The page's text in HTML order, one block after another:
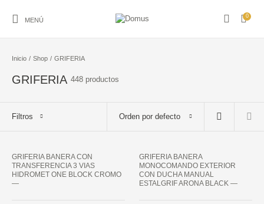
MENÚ
0
GRIFERIA
HIDROMASAJES Y
SAUNAS
LADRILLO DE
VIDRIO
LOSA SANITARIA
Inicio / Shop / GRIFERIA
GRIFERIA 448 productos
Filtros Orden por defecto
GRIFERIA BANERA CON
TRANSFERENCIA 3 VIAS
HIDROMET ONE BLOCK CROMO
—
GRIFERIA BANERA
MONOCOMANDO EXTERIOR
CON DUCHA MANUAL
ESTALGRIF ARONA BLACK —